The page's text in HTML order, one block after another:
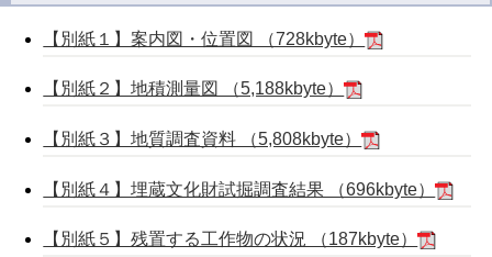
【別紙１】案内図・位置図 （728kbyte）
【別紙２】地積測量図 （5,188kbyte）
【別紙３】地質調査資料 （5,808kbyte）
【別紙４】埋蔵文化財試掘調査結果 （696kbyte）
【別紙５】残置する工作物の状況 （187kbyte）